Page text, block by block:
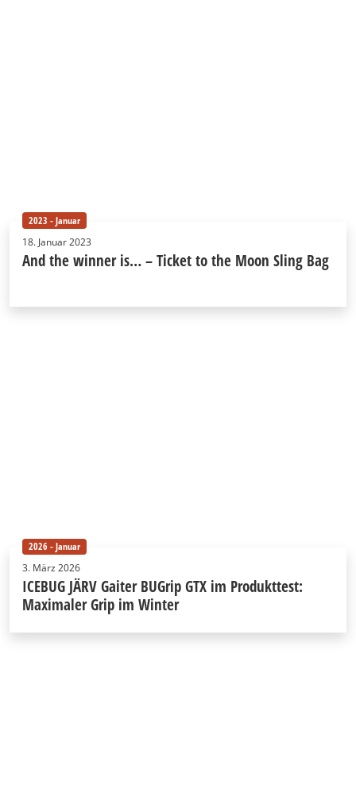
2023 - Januar
18. Januar 2023
And the winner is… – Ticket to the Moon Sling Bag
2026 - Januar
3. März 2026
ICEBUG JÄRV Gaiter BUGrip GTX im Produkttest:
Maximaler Grip im Winter